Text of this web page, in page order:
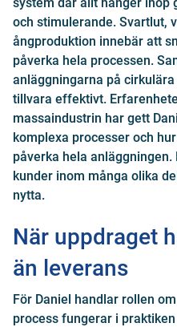
och stimulerande. Svartlut,
ångproduktion innebär att
påverka hela processen.
anläggningarna på
tillvara effektivt.
massaindustrin har gett
komplexa processer och
påverka hela
kunder inom många olika
nytta.
När uppdraget
än leverans
För Daniel handlar rollen
process fungerar i